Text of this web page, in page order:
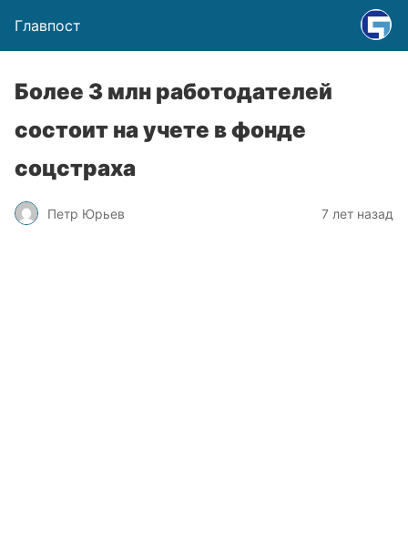
Главпост
Более 3 млн работодателей
состоит на учете в фонде
соцстраха
Петр Юрьев 7 лет назад